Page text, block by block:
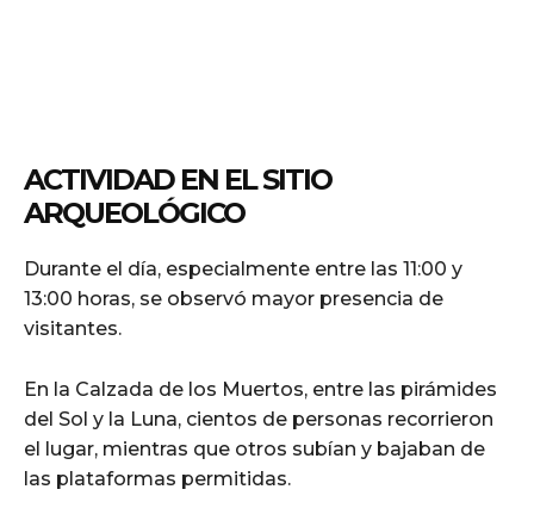
ACTIVIDAD EN EL SITIO
ARQUEOLÓGICO
Durante el día, especialmente entre las 11:00 y
13:00 horas, se observó mayor presencia de
visitantes.
En la Calzada de los Muertos, entre las pirámides
del Sol y la Luna, cientos de personas recorrieron
el lugar, mientras que otros subían y bajaban de
las plataformas permitidas.